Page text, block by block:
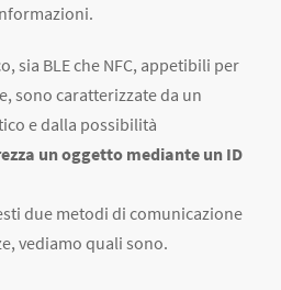
sia BLE che NFC, appetibili per
sono caratterizzate da un
e dalla possibilità
un oggetto mediante un ID
due metodi di comunicazione
vediamo quali sono.